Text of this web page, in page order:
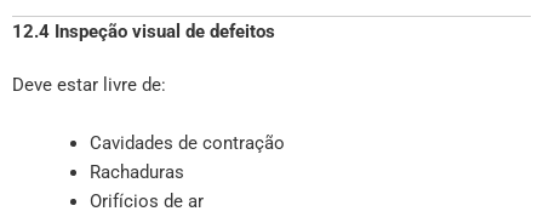
12.4 Inspeção visual de defeitos
Deve estar livre de:
Cavidades de contração
Rachaduras
Orifícios de ar